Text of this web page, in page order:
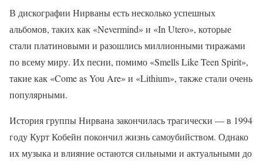
В дискографии Нирваны есть несколько успешных
альбомов, таких как «Nevermind» и «In Utero», которые
стали платиновыми и разошлись миллионными тиражами
по всему миру. Их песни, помимо «Smells Like Teen Spirit»,
такие как «Come as You Are» и «Lithium», также стали очень
популярными.
История группы Нирвана закончилась трагически — в 1994
году Курт Кобейн покончил жизнь самоубийством. Однако
их музыка и влияние остаются сильными и актуальными до